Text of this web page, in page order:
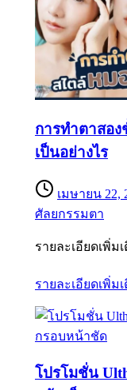
การทำตาสอ
เป็นอย่างไร
เมษายน 22,
ศัลยกรรมตา
รายละเอียดเพิ่ม
รายละเอียดเพิ่ม
โปรโมชั่น